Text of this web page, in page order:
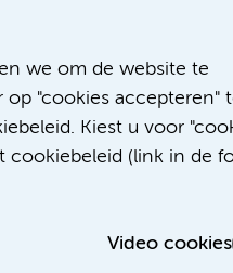
we om de website te
"cookies accepteren"
Kiest u voor
cookiebeleid (link in de
Video cookies